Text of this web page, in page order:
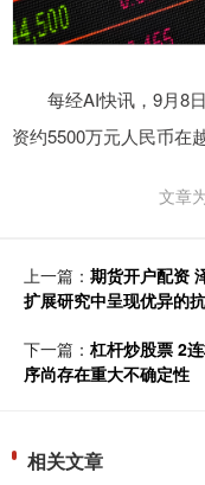
每经AI快讯，9月8日
资约5500万元人民币在
文章
上一篇： 期货开户配资
扩展研究中呈现优异的
下一篇： 杠杆炒股票 2
序尚存在重大不确定性
相关文章